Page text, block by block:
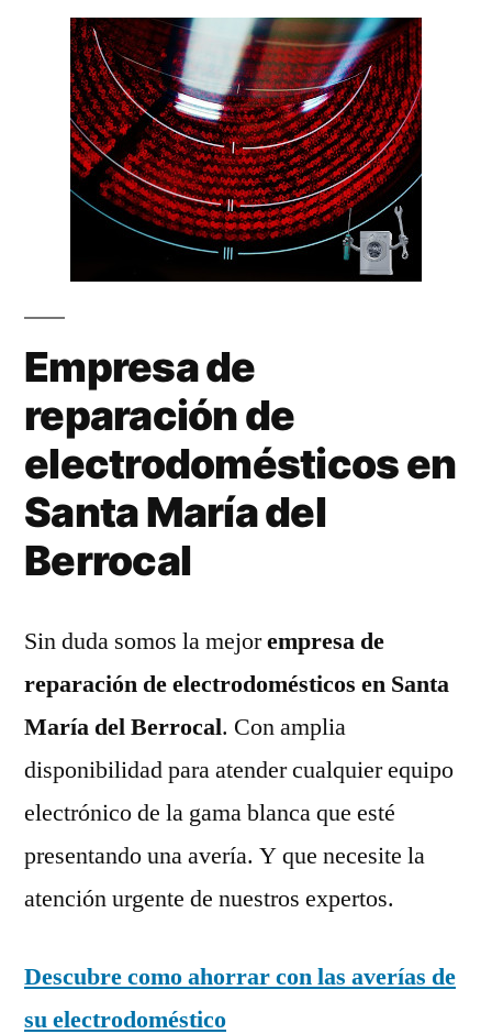
Empresa de
reparación de
electrodomésticos en
Santa María del
Berrocal
Sin duda somos la mejorempresa de
reparación de electrodomésticos en Santa
María del Berrocal. Con amplia
disponibilidad para atender cualquier equipo
electrónico de la gama blanca que esté
presentando una avería. Y que necesite la
atención urgente de nuestros expertos.
Descubre como ahorrar con las averías de
su electrodoméstico